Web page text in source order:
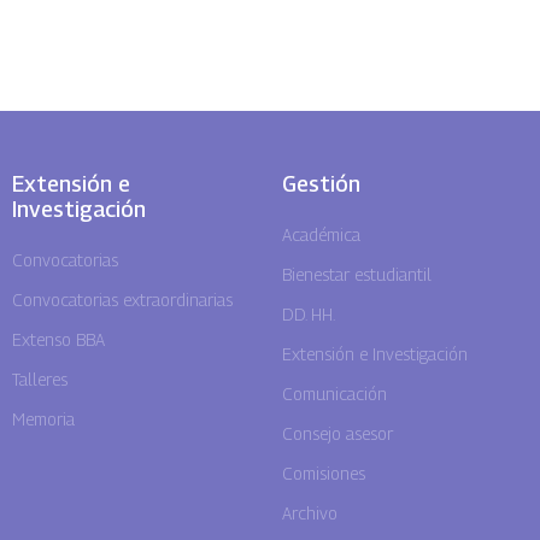
Extensión e
Investigación
Convocatorias
Convocatorias extraordinarias
Extenso BBA
Talleres
Memoria
Gestión
Académica
Bienestar estudiantil
DD. HH.
Extensión e Investigación
Comunicación
Consejo asesor
Comisiones
Archivo